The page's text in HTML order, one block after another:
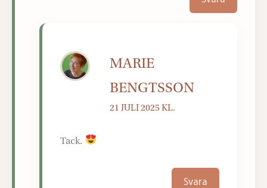
MARIE
BENGTSSON
21 JULI 2025 KL.
Tack.
Svara